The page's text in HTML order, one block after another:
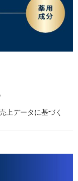
上データに基づく